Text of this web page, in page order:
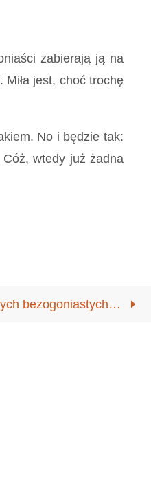
zabierają ją na
Miła jest, choć trochę
No i będzie tak:
wtedy już żadna
bezogoniastych…